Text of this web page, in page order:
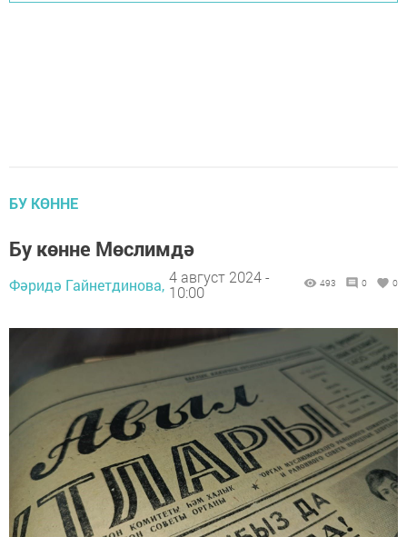
БУ КӨННЕ
Бу көнне Мөслимдә
Фәридә Гайнетдинова, 4 август 2024 -
10:00
493 0 0